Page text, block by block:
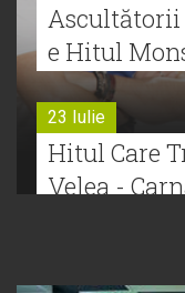
Ascultătorii
e Hitul
23 Iulie
Hitul Care
Velea -